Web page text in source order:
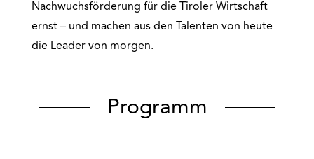
Nachwuchsförderung für die Tiroler Wirtschaft
ernst – und machen aus den Talenten von heute
die Leader von morgen.
Programm